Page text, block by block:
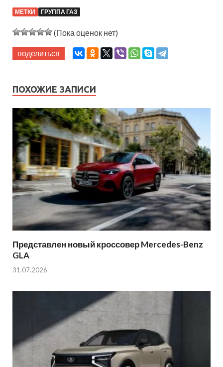
МЕТКИ ГРУППА ГАЗ
(Пока оценок нет)
поделиться
ПОХОЖИЕ ЗАПИСИ
Представлен новый кроссовер Mercedes-Benz
GLA
31.07.2026